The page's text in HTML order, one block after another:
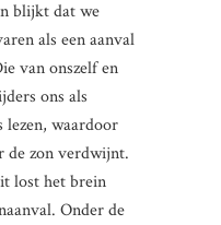
blijkt dat we
als een aanval
van onszelf en
ons als
lezen, waardoor
de zon verdwijnt.
lost het brein
Onder de